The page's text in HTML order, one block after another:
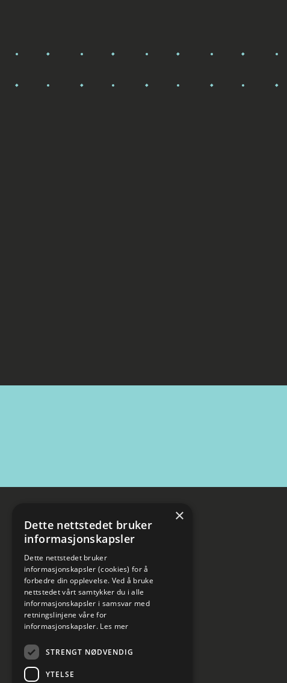
×
Dette nettstedet bruker
informasjonskapsler
Dette nettstedet bruker
informasjonskapsler (cookies) for å
forbedre din opplevelse. Ved å bruke
nettstedet vårt samtykker du i alle
informasjonskapsler i samsvar med
retningslinjene våre for
informasjonskapsler. Les mer
STRENGT NØDVENDIG
YTELSE